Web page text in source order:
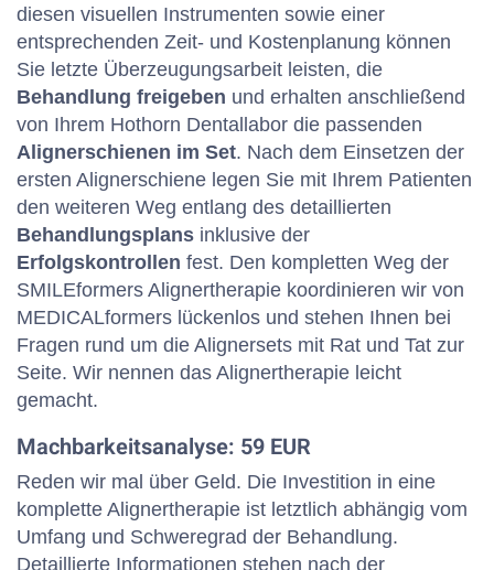
diesen visuellen Instrumenten sowie einer
entsprechenden Zeit- und Kostenplanung können
Sie letzte Überzeugungsarbeit leisten, die
Behandlung freigeben und erhalten anschließend
von Ihrem Hothorn Dentallabor die passenden
Alignerschienen im Set. Nach dem Einsetzen der
ersten Alignerschiene legen Sie mit Ihrem Patienten
den weiteren Weg entlang des detaillierten
Behandlungsplans inklusive der
Erfolgskontrollen fest. Den kompletten Weg der
SMILEformers Alignertherapie koordinieren wir von
MEDICALformers lückenlos und stehen Ihnen bei
Fragen rund um die Alignersets mit Rat und Tat zur
Seite. Wir nennen das Alignertherapie leicht
gemacht.
Machbarkeitsanalyse: 59 EUR
Reden wir mal über Geld. Die Investition in eine
komplette Alignertherapie ist letztlich abhängig vom
Umfang und Schweregrad der Behandlung.
Detaillierte Informationen stehen nach der